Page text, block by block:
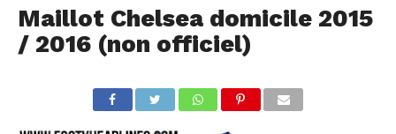
Maillot Chelsea domicile 2015
/ 2016 (non officiel)